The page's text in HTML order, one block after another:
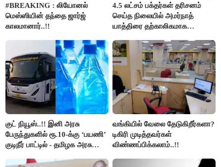
#BREAKING : லியோனல்
மெஸ்ஸியின் தந்தை ஜார்ஜ்
காலமானார்..!!
4.5 லட்சம் பக்தர்கள் தரிசனம்
செய்த நிலையில் அமர்நாத்
யாத்திரை தற்காலிகமாக
குட் நியூஸ்..!! இனி அரசு
பேருந்துகளில் ரூ.10-க்கு ‘பயணி’
குடிநீர் பாட்டில் - தமிழக அரசு
வங்கியில் வேலை தேடுகிறீர்களா?
டிகிரி முடித்தவர்கள்
விண்ணப்பிக்கலாம்..!!